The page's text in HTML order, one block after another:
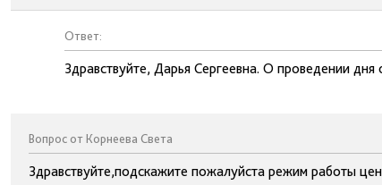
Ответ:
Здравствуйте, Дарья Сергеевна. О проведении
Вопрос от Корнеева Света
Здравствуйте,подскажите пожалуйста режим работы